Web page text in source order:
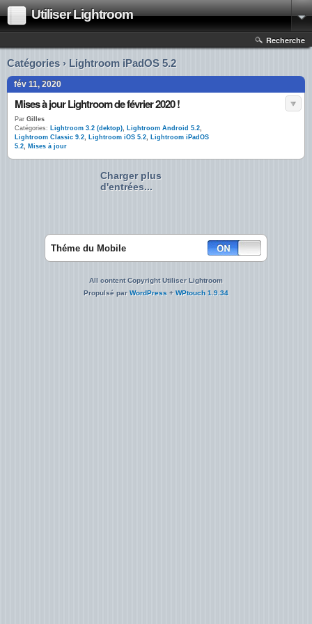
Utiliser Lightroom
Recherche
Catégories › Lightroom iPadOS 5.2
fév 11, 2020
Mises à jour Lightroom de février 2020 !
Par Gilles
Catégories: Lightroom 3.2 (dektop), Lightroom Android 5.2,
Lightroom Classic 9.2, Lightroom iOS 5.2, Lightroom iPadOS
5.2, Mises à jour
Charger plus
d'entrées...
Théme du Mobile
All content Copyright Utiliser Lightroom
Propulsé parWordPress + WPtouch 1.9.34